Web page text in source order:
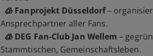
🧊 Fanprojekt Düsseldorf–
Ansprechpartner aller Fans.
🧊 DEG Fan‑Club Jan Wellem –
Stammtischen, Gemeinschaftsleben.